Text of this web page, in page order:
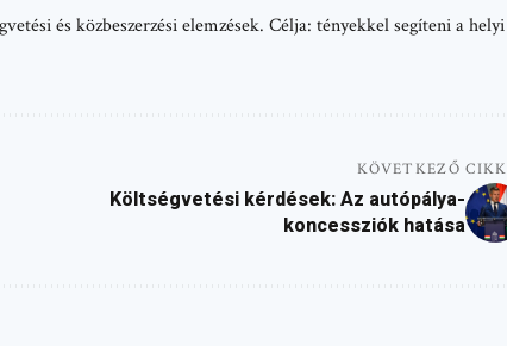
és közbeszerzési elemzések. Célja: tényekkel segíteni a helyi
KÖVETKEZŐ CIKK
Költségvetési kérdések: Az autópálya-
koncessziók hatása